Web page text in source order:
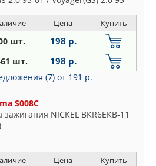
1.6-1.8 00-05
Цена Купить
шт. 198 р.
шт. 198 р.
(7) от 191 р.
S008C
зажигания NICKEL BKR6EKB-11
Цена Купить